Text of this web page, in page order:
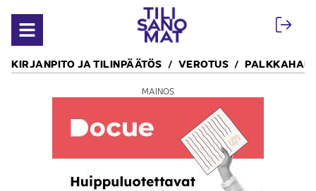
Avaa valikko
KIRJANPITO JA TILINPÄÄTÖS VEROTUS
MAINOS